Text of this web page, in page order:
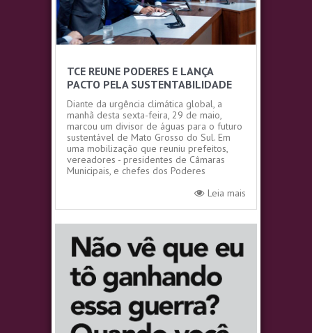
TCE REUNE PODERES E LANÇA
PACTO PELA SUSTENTABILIDADE
Diante da urgência climática global, a
manhã desta sexta-feira, 29 de maio,
marcou um divisor de águas para o futuro
sustentável de Mato Grosso do Sul. Em
uma mobilização que reuniu prefeitos,
vereadores - presidentes de Câmaras
Municipais, e chefes dos Poderes
Leia mais